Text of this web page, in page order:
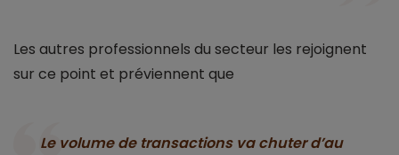
Les autres professionnels du secteur les rejoignent
sur ce point et préviennent que
Le volume de transactions va chuter d’au